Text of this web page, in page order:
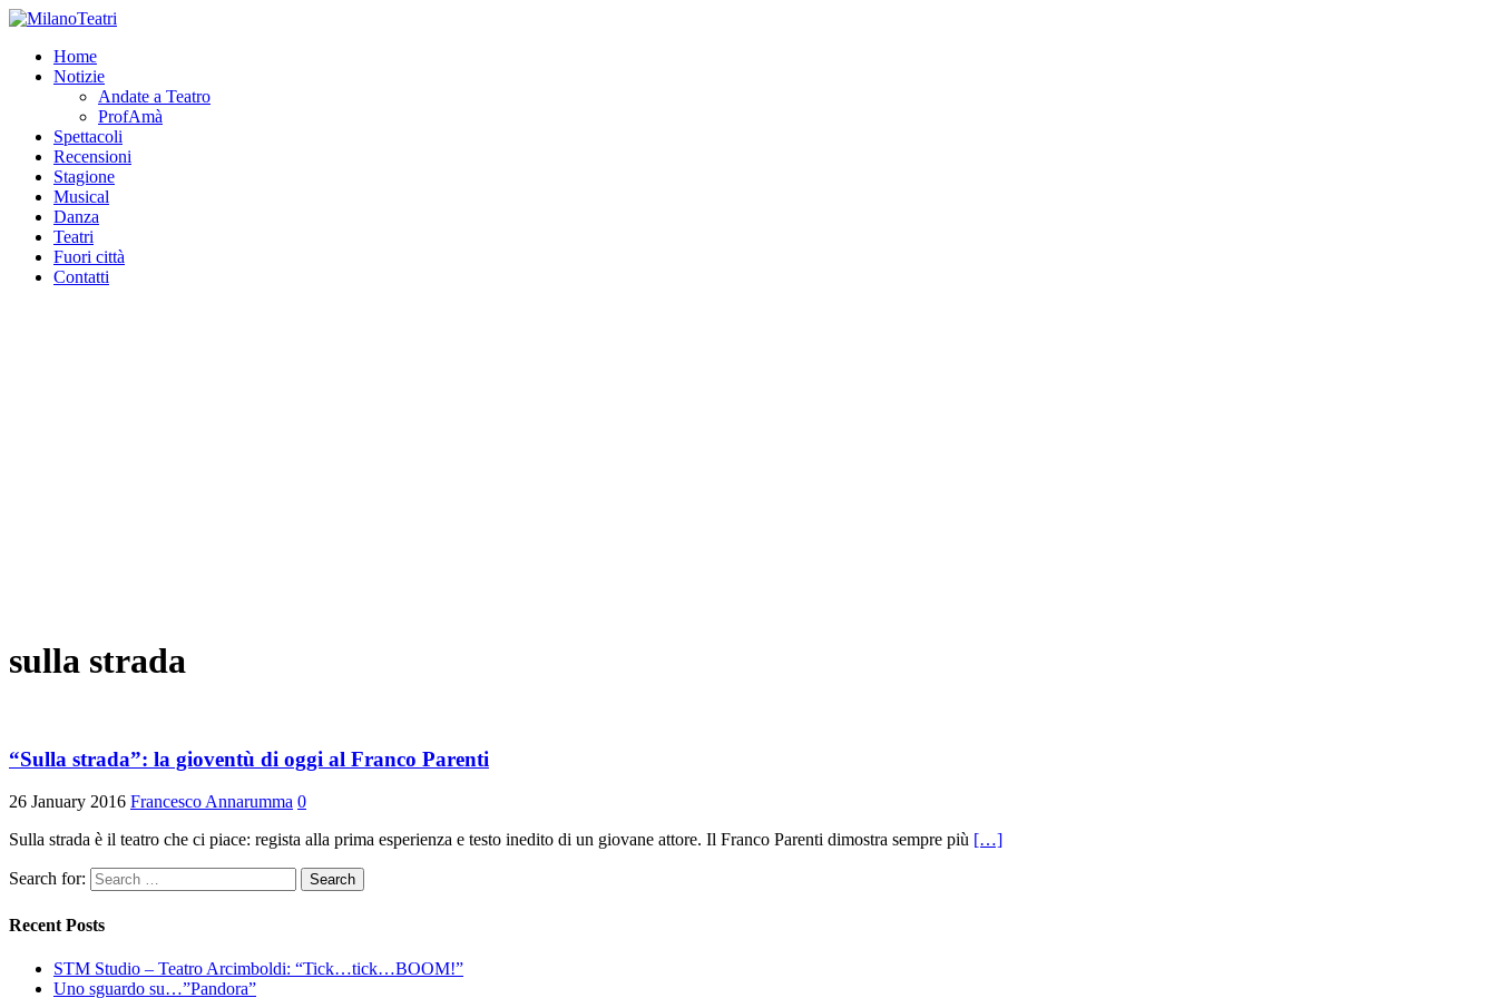
Home
Notizie
Andate a Teatro
ProfAmà
Spettacoli
Recensioni
Stagione
Musical
Danza
Teatri
Fuori città
Contatti
sulla strada
“Sulla strada”: la gioventù di oggi al Franco Parenti
26 January 2016 Francesco Annarumma 0
Sulla strada è il teatro che ci piace: regista alla prima esperienza e testo inedito di un giovane attore. Il Franco Parenti dimostra sempre più […]
Search for:
Recent Posts
STM Studio – Teatro Arcimboldi: “Tick…tick…BOOM!”
Uno sguardo su…”Pandora”